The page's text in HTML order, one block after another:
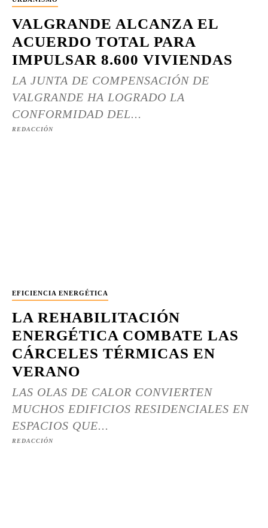
VALGRANDE ALCANZA EL
ACUERDO TOTAL PARA
IMPULSAR 8.600 VIVIENDAS
LA JUNTA DE COMPENSACIÓN DE
VALGRANDE HA LOGRADO LA
CONFORMIDAD DEL...
REDACCIÓN
EFICIENCIA ENERGÉTICA
LA REHABILITACIÓN
ENERGÉTICA COMBATE LAS
CÁRCELES TÉRMICAS EN
VERANO
LAS OLAS DE CALOR CONVIERTEN
MUCHOS EDIFICIOS RESIDENCIALES EN
ESPACIOS QUE...
REDACCIÓN